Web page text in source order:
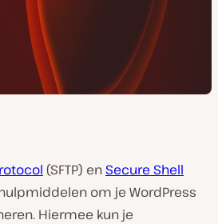
(SFTP) en Secure Shell
om je WordPress
Hiermee kun je